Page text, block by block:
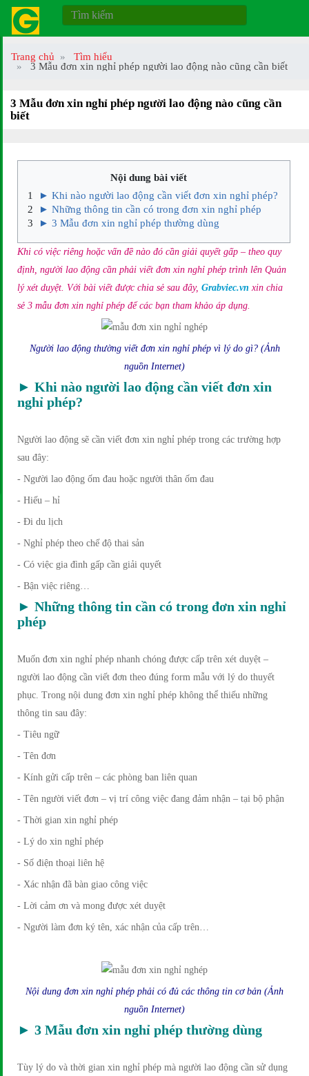
Trang chủ
Tìm hiểu
3 Mẫu đơn xin nghỉ phép người lao động nào cũng cần biết
3 Mẫu đơn xin nghỉ phép người lao động nào cũng cần
biết
Nội dung bài viết
► Khi nào người lao động cần viết đơn xin nghỉ phép?
► Những thông tin cần có trong đơn xin nghỉ phép
► 3 Mẫu đơn xin nghỉ phép thường dùng
Khi có việc riêng hoặc vấn đề nào đó cần giải quyết gấp – theo quy
định, người lao động cần phải viết đơn xin nghỉ phép trình lên Quản
lý xét duyệt. Với bài viết được chia sẻ sau đây, Grabviec.vn xin chia
sẻ 3 mẫu đơn xin nghỉ phép để các bạn tham khảo áp dụng.
Người lao động thường viết đơn xin nghỉ phép vì lý do gì? (Ảnh
nguồn Internet)
► Khi nào người lao động cần viết đơn xin
nghỉ phép?
Người lao động sẽ cần viết đơn xin nghỉ phép trong các trường hợp
sau đây:
- Người lao động ốm đau hoặc người thân ốm đau
- Hiếu – hỉ
- Đi du lịch
- Nghỉ phép theo chế độ thai sản
- Có việc gia đình gấp cần giải quyết
- Bận việc riêng…
► Những thông tin cần có trong đơn xin nghỉ
phép
Muốn đơn xin nghỉ phép nhanh chóng được cấp trên xét duyệt –
người lao động cần viết đơn theo đúng form mẫu với lý do thuyết
phục. Trong nội dung đơn xin nghỉ phép không thể thiếu những
thông tin sau đây:
- Tiêu ngữ
- Tên đơn
- Kính gửi cấp trên – các phòng ban liên quan
- Tên người viết đơn – vị trí công việc đang đảm nhận – tại bộ phận
- Thời gian xin nghỉ phép
- Lý do xin nghỉ phép
- Số điện thoại liên hệ
- Xác nhận đã bàn giao công việc
- Lời cảm ơn và mong được xét duyệt
- Người làm đơn ký tên, xác nhận của cấp trên…
Nội dung đơn xin nghỉ phép phải có đủ các thông tin cơ bản (Ảnh
nguồn Internet)
► 3 Mẫu đơn xin nghỉ phép thường dùng
Tùy lý do và thời gian xin nghỉ phép mà người lao động cần sử dụng